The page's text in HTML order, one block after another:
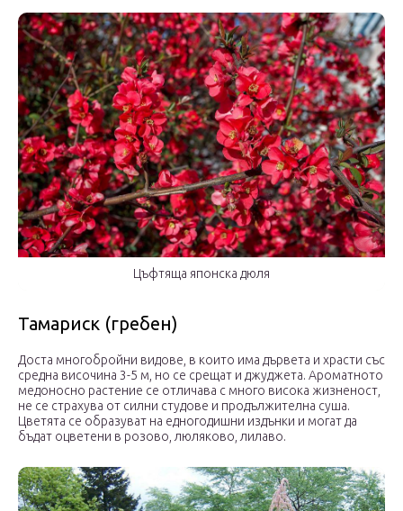
Цъфтяща японска дюля
Тамариск (гребен)
Доста многобройни видове, в които има дървета и храсти със
средна височина 3-5 м, но се срещат и джуджета. Ароматното
медоносно растение се отличава с много висока жизненост,
не се страхува от силни студове и продължителна суша.
Цветята се образуват на едногодишни издънки и могат да
бъдат оцветени в розово, люляково, лилаво.